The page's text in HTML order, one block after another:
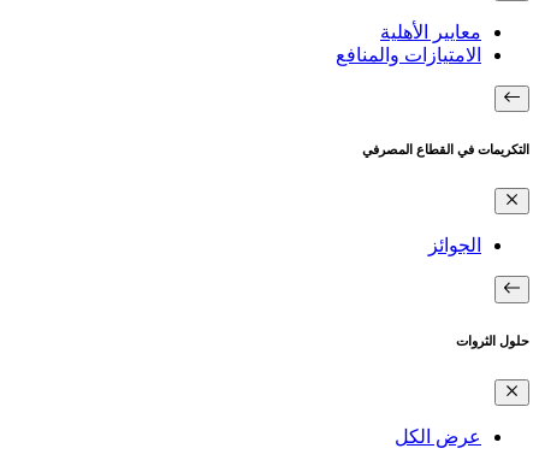
معايير الأهلية
الامتيازات والمنافع
التكريمات في القطاع المصرفي
الجوائز
حلول الثروات
عرض الكل